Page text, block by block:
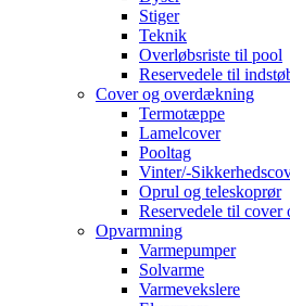
Stiger
Teknik
Overløbsriste til pool
Reservedele til
Cover og overdækning
Termotæppe
Lamelcover
Pooltag
Vinter/-
Oprul og teleskoprør
Reservedele til
Opvarmning
Varmepumper
Solvarme
Varmevekslere